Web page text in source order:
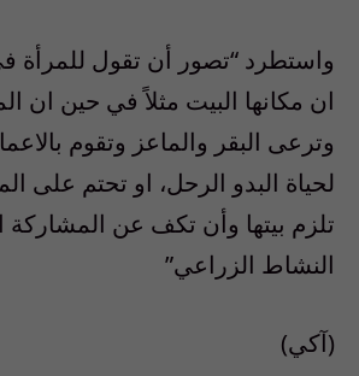
واستطرد “تصور أن تقول للمرأة
ان مكانها البيت مثلاً في حين ان
وترعى البقر والماعز وتقوم
لحياة البدو الرحل، او تحتم على
تلزم بيتها وأن تكف عن المشاركة
النشاط الزراعي”
(آكي)